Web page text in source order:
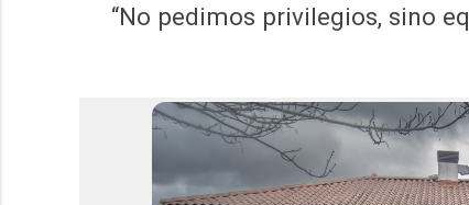
“No pedimos privilegios, sino